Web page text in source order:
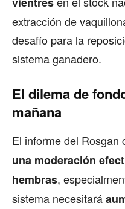
extracción de
desafío para la
sistema ganadero.
El dilema de
mañana
El informe del Rosgan
una moderación
hembras,
sistema necesitará